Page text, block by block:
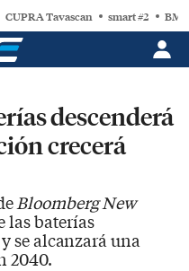
CUPRA Tavascan smart #2
descenderá
crecerá
Bloomberg New
las baterías
se alcanzará una
2040.